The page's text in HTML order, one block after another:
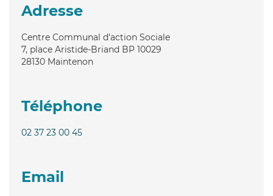
Adresse
Centre Communal d'action Sociale
7, place Aristide-Briand BP 10029
28130 Maintenon
Téléphone
02 37 23 00 45
Email